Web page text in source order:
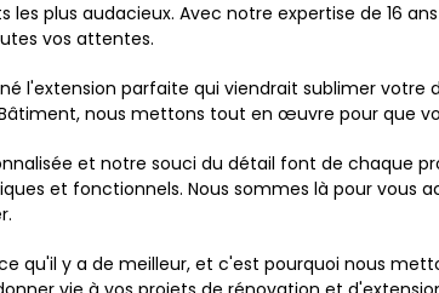
les plus audacieux. Avec notre expertise de 16
vos attentes.
l'extension parfaite qui viendrait sublimer
nous mettons tout en œuvre pour que
et notre souci du détail font de chaque
et fonctionnels. Nous sommes là pour
qu'il y a de meilleur, et c'est pourquoi nous